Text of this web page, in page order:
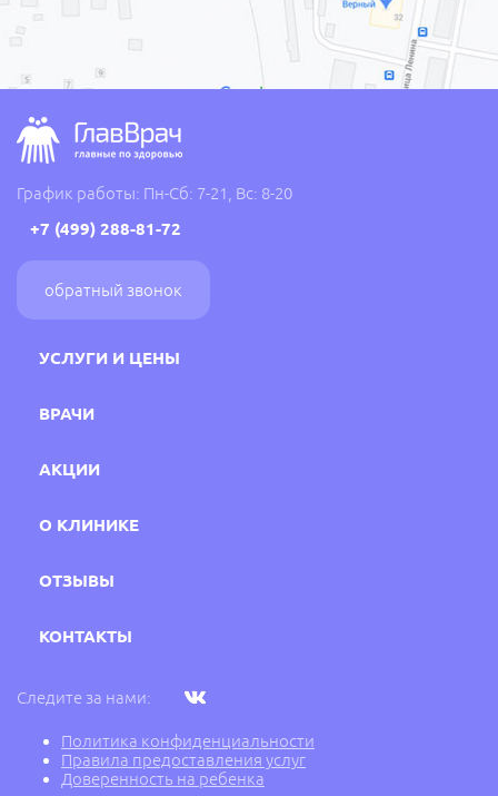
График работы: Пн-Сб: 7-21, Вс: 8-20
+7 (499) 288-81-72
обратный звонок
УСЛУГИ И ЦЕНЫ
ВРАЧИ
АКЦИИ
О КЛИНИКЕ
ОТЗЫВЫ
КОНТАКТЫ
Следите за нами:
Политика конфиденциальности
Правила предоставления услуг
Доверенность на ребенка